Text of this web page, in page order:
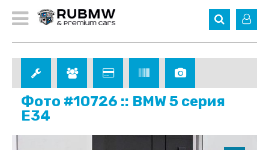
Фото #10726 :: BMW 5 серия
E34